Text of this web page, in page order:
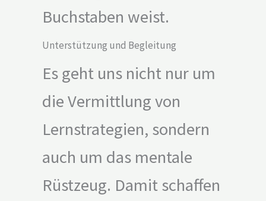
Buchstaben weist.
Unterstützung und Begleitung
Es geht uns nicht nur um
die Vermittlung von
Lernstrategien, sondern
auch um das mentale
Rüstzeug. Damit schaffen